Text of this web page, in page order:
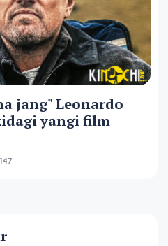
jang" Leonardo
yangi film